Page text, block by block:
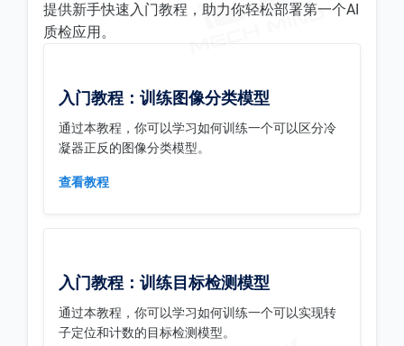
提供新手快速入门教程，助力你轻松部署第一个AI
质检应用。
入门教程：训练图像分类模型
通过本教程，你可以学习如何训练一个可以区分冷
凝器正反的图像分类模型。
查看教程
入门教程：训练目标检测模型
通过本教程，你可以学习如何训练一个可以实现转
子定位和计数的目标检测模型。